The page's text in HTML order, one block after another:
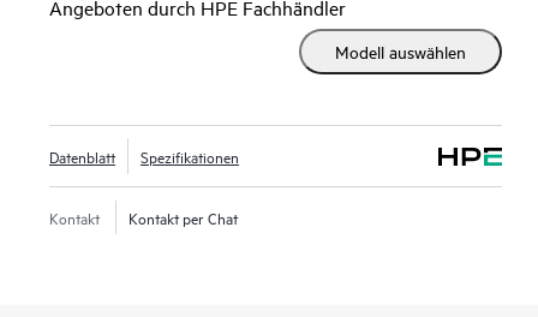
Darüber hinaus kann EX4100-F-12P (kompakt und
lüfterlos) über ein externes Power Sourcing Equipment
Als Teil der zugrunde liegenden Infrastruktur für Juniper
Wired Assurance ist der EX4100-F einfach zu integrieren,
zu konfigurieren und zu verwalten. Die Cloud der Mist-
Angeboten durch HPE Fachhändler
Modell auswählen
Datenblatt Spezifikationen
Kontakt Kontakt per Chat